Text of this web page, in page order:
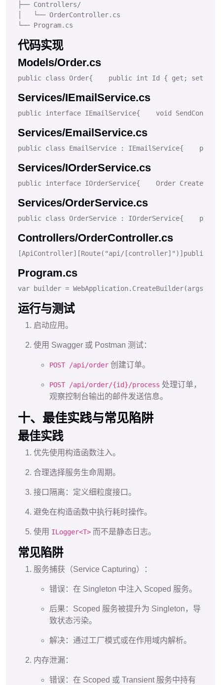
├── Controllers/
│   └── OrderController.cs
└── Program.cs
代码实现
Models/Order.cs
public class Order{ public int Id { get ; set
Services/IEmailService.cs
public interface IEmailService{ void
Services/EmailService.cs
public class EmailService : IEmailService{
Services/IOrderService.cs
public interface IOrderService{ Order
Services/OrderService.cs
public class OrderService : IOrderService{
Controllers/OrderController.cs
[ApiController] [Route( "api/[controller]" ) ] public
Program.cs
var builder = WebApplication. CreateBuilder(args);
运行与测试
启动应用。
使用 Swagger 或 Postman 测试：
POST /api/order 创建订单。
POST /api/order/{id}/process 处理订单，
观察控制台输出的邮件发送信息。
十、最佳实践与常见陷阱
最佳实践
优先使用构造函数注入。
合理选择服务生命周期。
接口隔离：定义细粒度接口。
避免在构造函数中执行耗时操作。
使用 ILogger<T> 而不是静态日志。
常见陷阱
服务捕获（Service Capturing）：
错误：在 Singleton 中注入 Scoped 服务。
后果：Scoped 服务被提升为 Singleton，导
致状态污染。
解决：通过工厂模式或在作用域内解析。
内存泄漏：
错误：在 Scoped 或 Transient 服务中持有